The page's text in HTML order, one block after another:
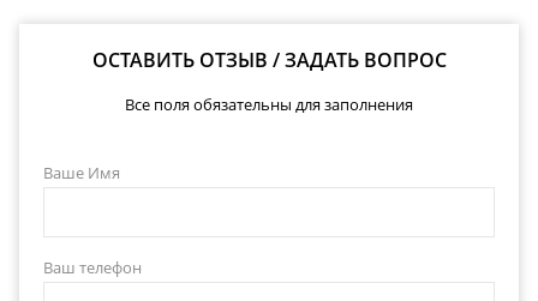
ОСТАВИТЬ ОТЗЫВ / ЗАДАТЬ ВОПРОС
Все поля обязательны для заполнения
Ваше Имя
Ваш телефон